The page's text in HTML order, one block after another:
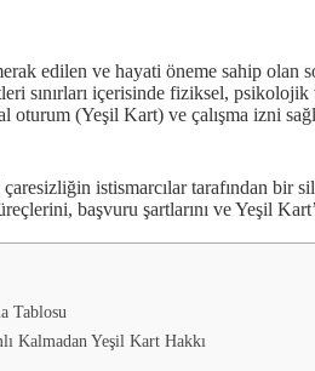
edilen ve hayati öneme sahip olan
sınırları içerisinde fiziksel,
(Yeşil Kart) ve çalışma izni
istismarcılar tarafından bir
başvuru şartlarını ve Yeşil
Tablosu
Kalmadan Yeşil Kart Hakkı